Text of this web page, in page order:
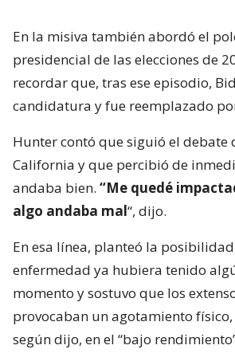
En la misiva también abordó el
presidencial de las elecciones de
recordar que, tras ese episodio,
candidatura y fue reemplazado
Hunter contó que siguió el debate
California y que percibió de
andaba bien. “Me quedé
algo andaba mal“, dijo.
En esa línea, planteó la
enfermedad ya hubiera tenido
momento y sostuvo que los
provocaban un agotamiento
según dijo, en el “bajo